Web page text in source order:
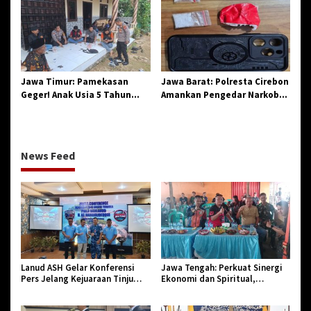
n
g
R
u
s
a
k
Aparatur Pendidikan dan
Birokrasi
Sejarah
Jawa Timur: Pamekasan
Geger! Anak Usia 5 Tahun
Jawa Barat: Polresta Cirebon
Amankan Pengedar Narkoba
News Feed
Lanud ASH Gelar Konferensi
Pers Jelang Kejuaraan Tinju
Jawa Tengah: Perkuat Sinergi
Ekonomi dan Spiritual,